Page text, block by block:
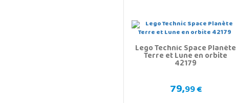
Lego Technic Space Planète
Terre et Lune en orbite
42179
79,99 €